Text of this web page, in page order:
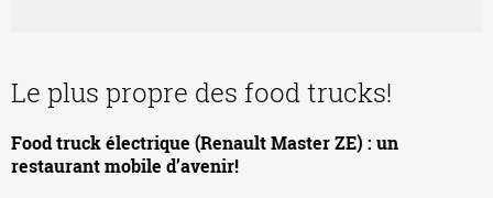
Le plus propre des food trucks!
Food truck électrique (Renault Master ZE) : un
restaurant mobile d’avenir!